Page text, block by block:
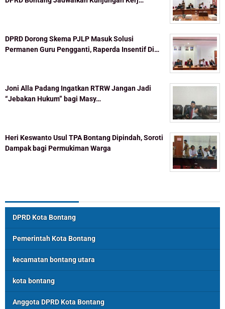
DPRD Dorong Skema PJLP Masuk Solusi
Permanen Guru Pengganti, Raperda Insentif Di…
Joni Alla Padang Ingatkan RTRW Jangan Jadi
“Jebakan Hukum” bagi Masy…
Heri Keswanto Usul TPA Bontang Dipindah, Soroti
Dampak bagi Permukiman Warga
DPRD Kota Bontang
Pemerintah Kota Bontang
kecamatan bontang utara
kota bontang
Anggota DPRD Kota Bontang